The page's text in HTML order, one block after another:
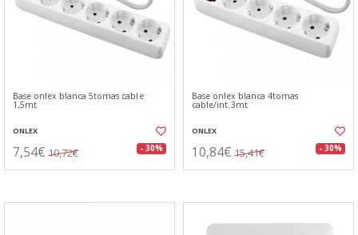
Base onlex blanca 5tomas cable
1,5mt
ONLEX
7,54€ 10,72€ - 30%
Base onlex blanca 4tomas
cable/int.3mt
ONLEX
10,84€ 15,41€ - 30%